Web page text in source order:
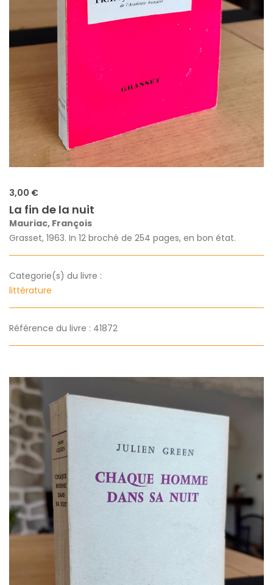
3,00 €
La fin de la nuit
Mauriac, François
Grasset, 1963. In 12 broché de 254 pages, en bon état.
Categorie(s) du livre :
littérature
Référence du livre : 41872